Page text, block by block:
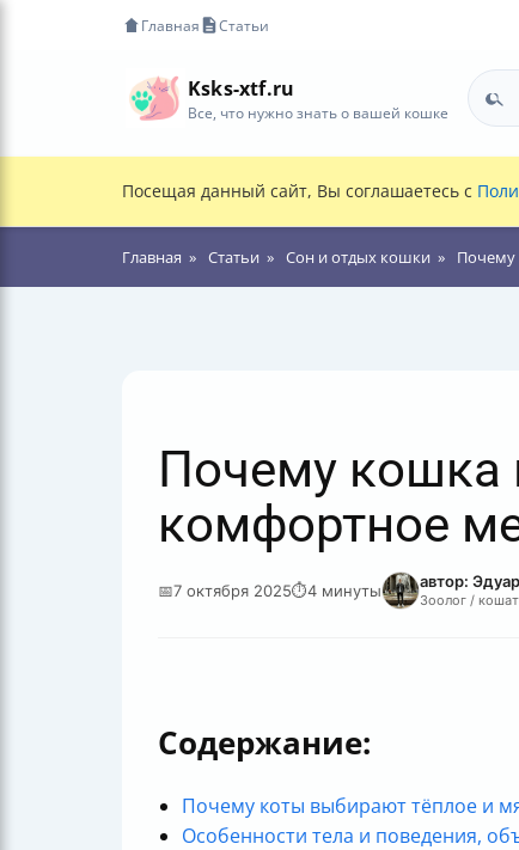
Главная Статьи
Ksks-xtf.ru
Все, что нужно знать о вашей кошке
Посещая данный сайт, Вы соглашаетесь с
Главная Статьи Сон и отдых кошки Почему
Почему кошка
комфортное
📅7 октября 2025⏱4 минуты автор:
Зоолог /
Содержание:
Почему коты выбирают тёплое и
Особенности тела и поведения,